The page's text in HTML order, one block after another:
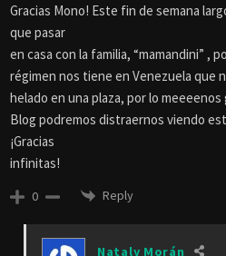
Gracias Mono! Este fin de semana
que pasar
en casa con la familia, “mamandini” ,
régimen nos tiene en Venezuela que
helado en una plaza, por lo
Blog podremos distraernos viendo
¡Gracias
infinitas!
0 Reply
Nataly Morán